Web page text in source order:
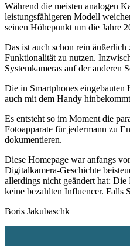
Während die meisten analogen
leistungsfähigeren Modell
seinen Höhepunkt um die Jahre
Das ist auch schon rein
Funktionalität zu nutzen.
Systemkameras auf der anderen
Die in Smartphones eingebauten
auch mit dem Handy
Es entsteht so im Moment die
Fotoapparate für jedermann zu
dokumentieren.
Diese Homepage war anfangs
Digitalkamera-Geschichte
allerdings nicht geändert hat:
keine bezahlten Influencer. Falls
Boris Jakubaschk